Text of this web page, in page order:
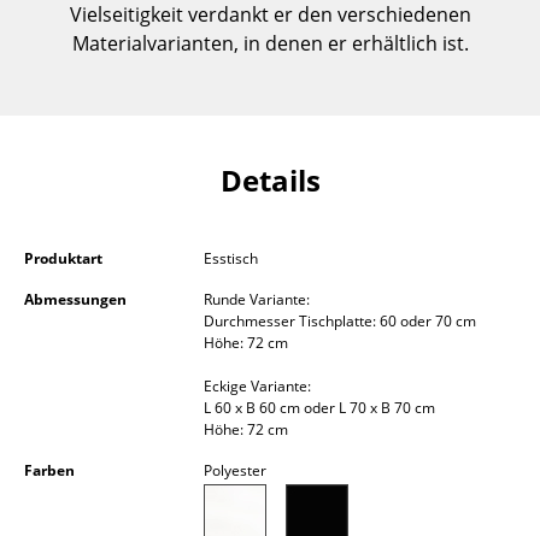
TV Möbel
Einzelteile
... alle Aufbewahrungsmöbel
Hängeleuchten & Deckenleuchten
Tischleuchten
Vielseitigkeit verdankt er den verschiedenen
Materialvarianten, in denen er erhältlich ist.
Details
Produktart
Esstisch
Abmessungen
Runde Variante:
Durchmesser Tischplatte: 60 oder 70 cm
Höhe: 72 cm
Eckige Variante:
L 60 x B 60 cm oder L 70 x B 70 cm
Höhe: 72 cm
Farben
Polyester